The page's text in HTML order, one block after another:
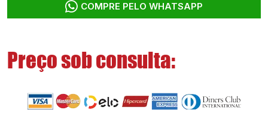
COMPRE PELO WHATSAPP
Preço sob consulta: